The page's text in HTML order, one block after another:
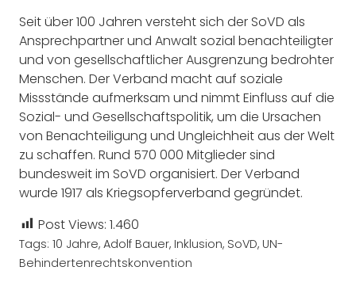
Seit über 100 Jahren versteht sich der SoVD als
Ansprechpartner und Anwalt sozial benachteiligter
und von gesellschaftlicher Ausgrenzung bedrohter
Menschen. Der Verband macht auf soziale
Missstände aufmerksam und nimmt Einfluss auf die
Sozial- und Gesellschaftspolitik, um die Ursachen
von Benachteiligung und Ungleichheit aus der Welt
zu schaffen. Rund 570 000 Mitglieder sind
bundesweit im SoVD organisiert. Der Verband
wurde 1917 als Kriegsopferverband gegründet.
Post Views: 1.460
Tags: 10 Jahre, Adolf Bauer, Inklusion, SoVD, UN-
Behindertenrechtskonvention